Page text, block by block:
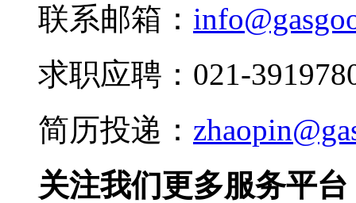
联系邮箱：
求职应聘：021-
简历投递：
关注我们更多服务平台